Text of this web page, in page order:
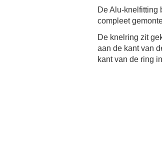
De Alu-knelfitting
compleet
De knelring zit
aan de kant van
kant van de ring